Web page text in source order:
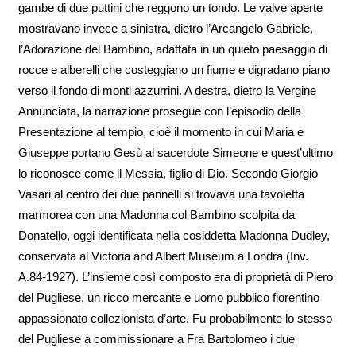
gambe di due puttini che reggono un tondo. Le valve aperte
mostravano invece a sinistra, dietro l’Arcangelo Gabriele,
l’Adorazione del Bambino, adattata in un quieto paesaggio di
rocce e alberelli che costeggiano un fiume e digradano piano
verso il fondo di monti azzurrini. A destra, dietro la Vergine
Annunciata, la narrazione prosegue con l’episodio della
Presentazione al tempio, cioè il momento in cui Maria e
Giuseppe portano Gesù al sacerdote Simeone e quest’ultimo
lo riconosce come il Messia, figlio di Dio. Secondo Giorgio
Vasari al centro dei due pannelli si trovava una tavoletta
marmorea con una Madonna col Bambino scolpita da
Donatello, oggi identificata nella cosiddetta Madonna Dudley,
conservata al Victoria and Albert Museum a Londra (Inv.
A.84-1927). L’insieme così composto era di proprietà di Piero
del Pugliese, un ricco mercante e uomo pubblico fiorentino
appassionato collezionista d’arte. Fu probabilmente lo stesso
del Pugliese a commissionare a Fra Bartolomeo i due